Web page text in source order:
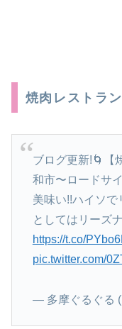
焼肉レストラ
ブログ更新!🌀【
和市〜ロードサ
美味い!!ハイソ
としてはリーズ
https://t.co/
pic.twitter.com/
— 多摩ぐるぐる